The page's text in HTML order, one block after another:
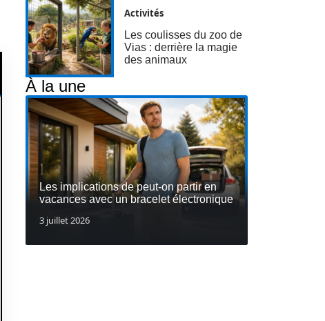
Activités
Les coulisses du zoo de
Vias : derrière la magie
des animaux
À la une
Les implications de peut-on partir en
vacances avec un bracelet électronique
3 juillet 2026